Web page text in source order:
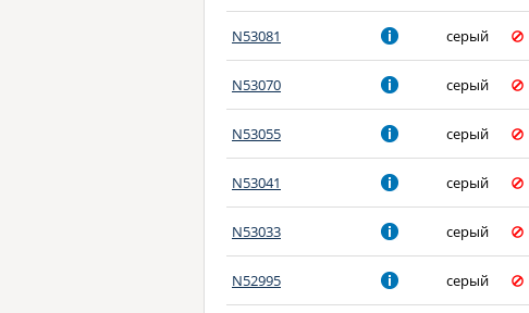
N53081 серый
N53070 серый
N53055 серый
N53041 серый
N53033 серый
N52995 серый